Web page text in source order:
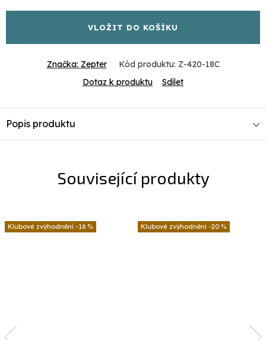
VLOŽIT DO KOŠÍKU
Značka: Zepter Kód produktu: Z-420-18C
Dotaz k produktu
Sdílet
Popis produktu
Související produkty
-16 % -20 %